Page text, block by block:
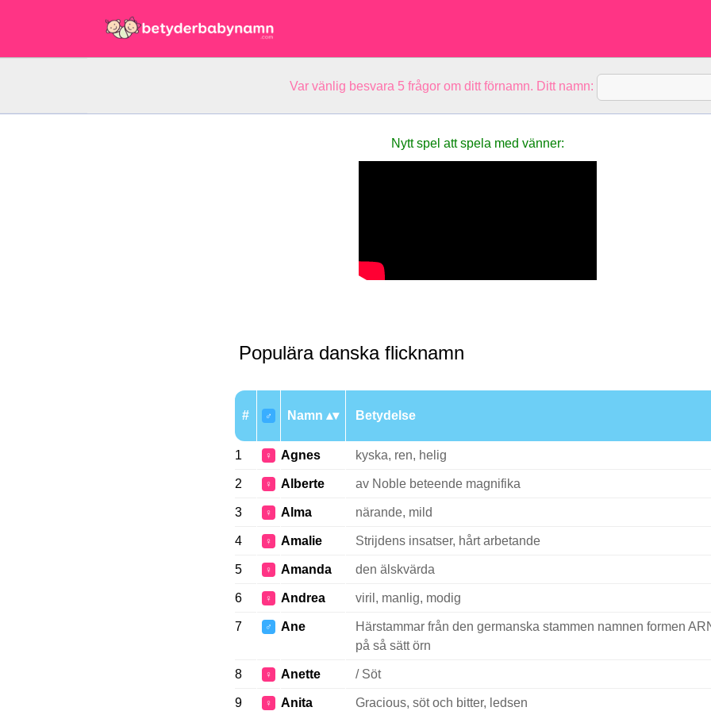
Var vänlig besvara 5 frågor om ditt förnamn. Ditt namn:
Nytt spel att spela med vänner:
Populära danska flicknamn
# ♂ Namn Betydelse
1 ♀ Agnes kyska, ren, helig
2 ♀ Alberte av Noble beteende magnifika
3 ♀ Alma närande, mild
4 ♀ Amalie Strijdens insatser, hårt arbetande
5 ♀ Amanda den älskvärda
6 ♀ Andrea viril, manlig, modig
7 ♂ Ane
Härstammar från den germanska stammen namnen formen
på så sätt örn
8 ♀ Anette / Söt
9 ♀ Anita Gracious, söt och bitter, ledsen